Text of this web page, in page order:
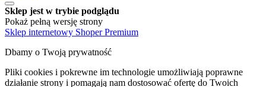
Sklep jest w trybie podglądu
Pokaż pełną wersję strony
Sklep internetowy Shoper Premium
Dbamy o Twoją prywatność
Pliki cookies i pokrewne im technologie umożliwiają poprawne
działanie strony i pomagają nam dostosować ofertę do Twoich